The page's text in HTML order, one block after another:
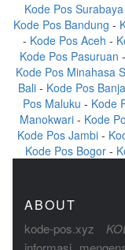
Kode Pos Surabaya
Kode Pos Bandung -
- Kode Pos Aceh -
Kode Pos Pasuruan -
Kode Pos Minahasa
Bali- Kode Pos
Pos Maluku - Kode
Manokwari - Kode
Kode Pos Jambi-
Kode Pos Bogor -
ABOUT
kode-pos.xyz